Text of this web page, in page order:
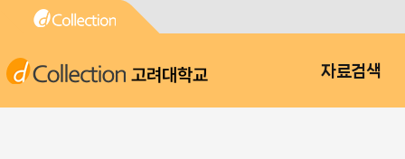
고려대학교 자료검색